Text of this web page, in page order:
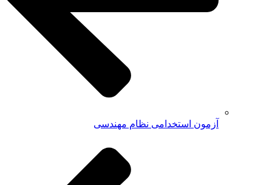
آزمون استخدامی نظام مهندسی